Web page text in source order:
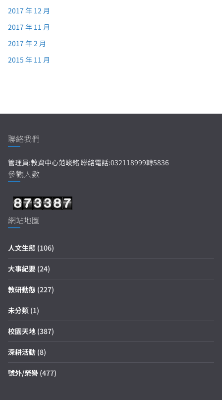
2017 年 12 月
2017 年 11 月
2017 年 2 月
2015 年 11 月
聯絡我們
管理員:教資中心范峻銘 聯絡電話:032118999轉5836
參觀人數
網站地圖
人文生態 (106)
大事紀要 (24)
教研動態 (227)
未分類 (1)
校園天地 (387)
深耕活動 (8)
號外/榮譽 (477)